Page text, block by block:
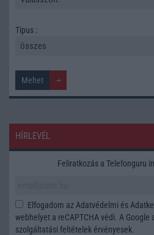
Tipus :
HÍRLEVÉL
Feliratkozás a Telefonguru
Elfogadom az Adatvédelmi és
webhelyet a reCAPTCHA védi. A Google
szolgáltatási feltételek érvényesek.